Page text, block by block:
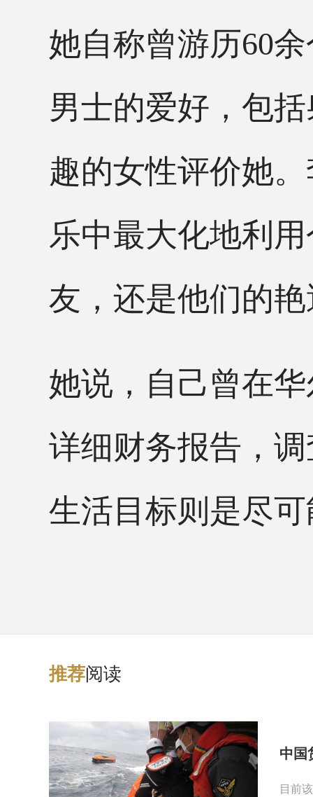
她自称曾游历60
男士的爱好，包
趣的女性评价她
乐中最大化地利
友，还是他们的
她说，自己曾在
详细财务报告，
生活目标则是尽
推荐阅读
中国
目前